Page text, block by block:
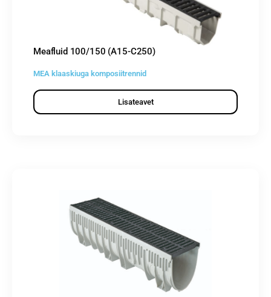
Meafluid 100/150 (A15-C250)
MEA klaaskiuga komposiitrennid
Lisateavet